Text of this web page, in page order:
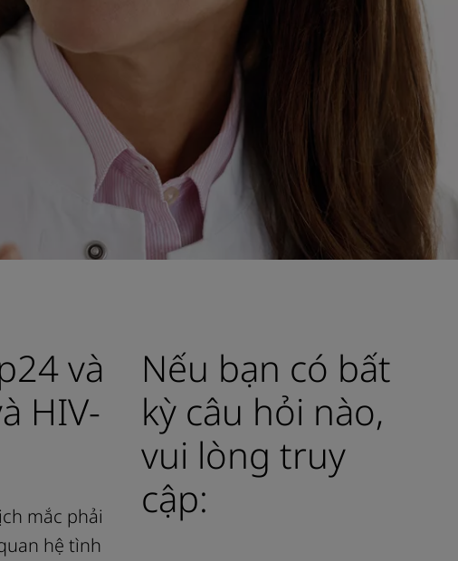
và
HIV-
mắc phải
hệ tình
Nếu bạn có bất
kỳ câu hỏi nào,
vui lòng truy
cập: